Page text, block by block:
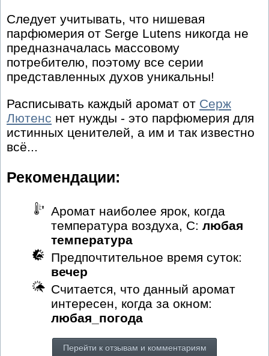
Следует учитывать, что нишевая
парфюмерия от Serge Lutens никогда не
предназначалась массовому
потребителю, поэтому все серии
представленных духов уникальны!
Расписывать каждый аромат от Серж
Лютенс нет нужды - это парфюмерия для
истинных ценителей, а им и так известно
всё...
Рекомендации:
Аромат наиболее ярок, когда
температура воздуха, С: любая
температура
Предпочтительное время суток:
вечер
Считается, что данный аромат
интересен, когда за окном:
любая_погода
Перейти к отзывам и комментариям